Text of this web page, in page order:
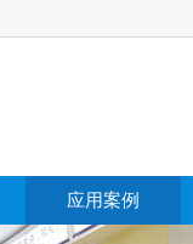
应用案例